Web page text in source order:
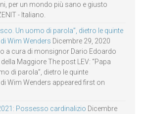
per un mondo più sano e giusto
- Italiano.
Un uomo di parola”, dietro le quinte
Wim Wenders Dicembre 29, 2020
a cura di monsignor Dario Edoardo
Maggiore The post LEV: “Papa
di parola”, dietro le quinte
Wim Wenders appeared first on
Possesso cardinalizio Dicembre